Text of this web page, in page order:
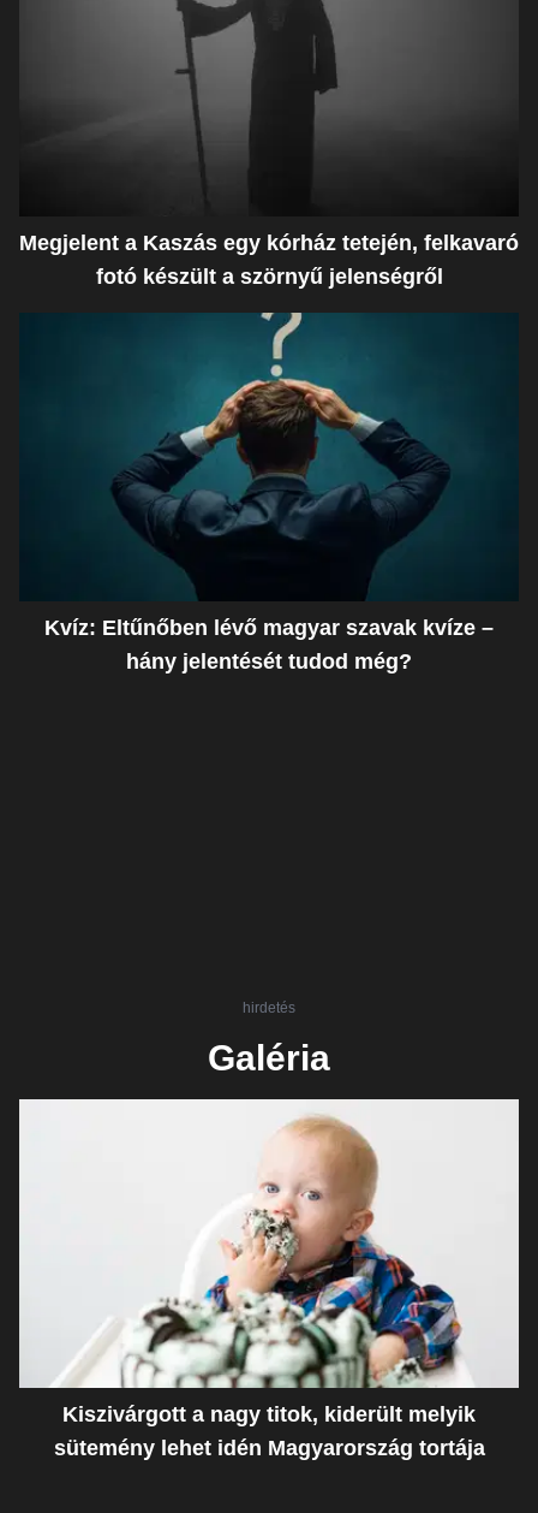
Megjelent a Kaszás egy kórház tetején, felkavaró
fotó készült a szörnyű jelenségről
Kvíz: Eltűnőben lévő magyar szavak kvíze –
hány jelentését tudod még?
hirdetés
Galéria
Kiszivárgott a nagy titok, kiderült melyik
sütemény lehet idén Magyarország tortája